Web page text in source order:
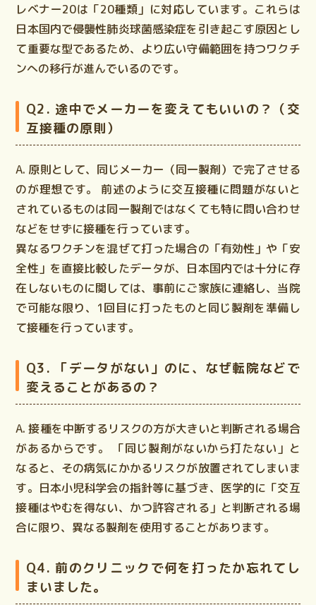
レベナー20は「20種類」に対応しています。これらは
日本国内で侵襲性肺炎球菌感染症を引き起こす原因とし
て重要な型であるため、より広い守備範囲を持つワクチ
ンへの移行が進んでいるのです。
Q2. 途中でメーカーを変えてもいいの？（交
互接種の原則）
A. 原則として、同じメーカー（同一製剤）で完了させる
のが理想です。
前述のように交互接種に問題がないと
されているものは同一製剤ではなくても特に問い合わせ
などをせずに接種を行っています。
異なるワクチンを混ぜて打った場合の「有効性」や「安
全性」を直接比較したデータが、日本国内では十分に存
在しないものに関しては、事前にご家族に連絡し、当院
で可能な限り、1回目に打ったものと同じ製剤を準備し
て接種を行っています。
Q3. 「データがない」のに、なぜ転院などで
変えることがあるの？
A. 接種を中断するリスクの方が大きいと判断される場合
があるからです。
「同じ製剤がないから打たない」と
なると、その病気にかかるリスクが放置されてしまいま
す。日本小児科学会の指針等に基づき、医学的に「交互
接種はやむを得ない、かつ許容される」と判断される場
合に限り、異なる製剤を使用することがあります。
Q4. 前のクリニックで何を打ったか忘れてし
まいました。